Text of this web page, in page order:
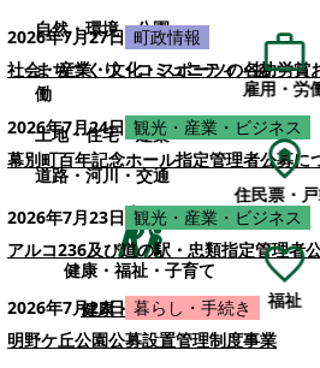
自然・環境・公園
まちづくり・コミュニティ・協
働
土地・住宅・建築
道路・河川・交通
健康・福祉・子育て
健康・福祉・子育て
2026年7月27日 町政情報
社会・産業・文化・スポーツの各功労
2026年7月24日 観光・産業・ビジネス
幕別町百年記念ホール指定管理者公募に
2026年7月23日 観光・産業・ビジネス
アルコ236及び道の駅・忠類指定管理者
2026年7月22日 暮らし・手続き
明野ケ丘公園公募設置管理制度事業
雇用・労
住民票・
福祉